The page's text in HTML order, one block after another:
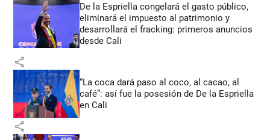
De la Espriella congelará el gasto público,
eliminará el impuesto al patrimonio y
desarrollará el fracking: primeros anuncios
desde Cali
share
“La coca dará paso al coco, al cacao, al
café”: así fue la posesión de De la Espriella
en Cali
share